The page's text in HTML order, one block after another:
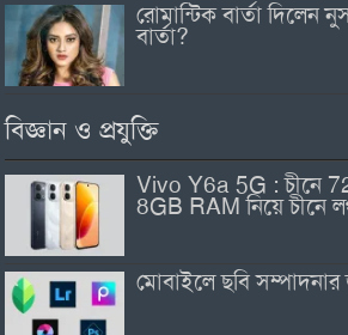
রোমান্টিক বার্তা দিলেন
বার্তা?
বিজ্ঞান ও প্রযুক্তি
Vivo Y6a 5G : চীনে
8GB RAM নিয়ে চীনে
মোবাইলে ছবি সম্পাদনার